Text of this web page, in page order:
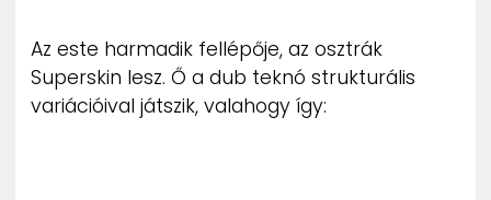
Az este harmadik fellépője, az osztrák
Superskin lesz. Ő a dub teknó strukturális
variációival játszik, valahogy így: